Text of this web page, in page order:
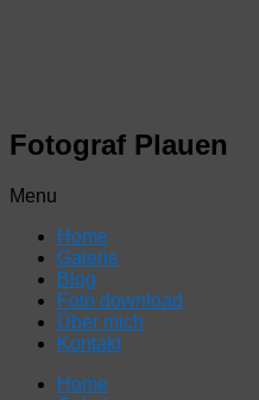
Fotograf Plauen
Menu
Home
Galerie
Blog
Foto download
Über mich
Kontakt
Home